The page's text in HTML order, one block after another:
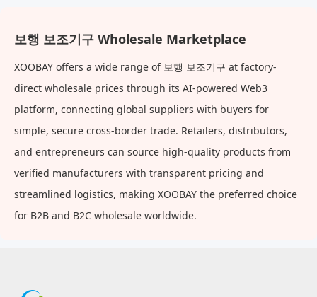
보행 보조기구 Wholesale Marketplace
XOOBAY offers a wide range of 보행 보조기구 at factory-
direct wholesale prices through its AI-powered Web3
platform, connecting global suppliers with buyers for
simple, secure cross-border trade. Retailers, distributors,
and entrepreneurs can source high-quality products from
verified manufacturers with transparent pricing and
streamlined logistics, making XOOBAY the preferred choice
for B2B and B2C wholesale worldwide.